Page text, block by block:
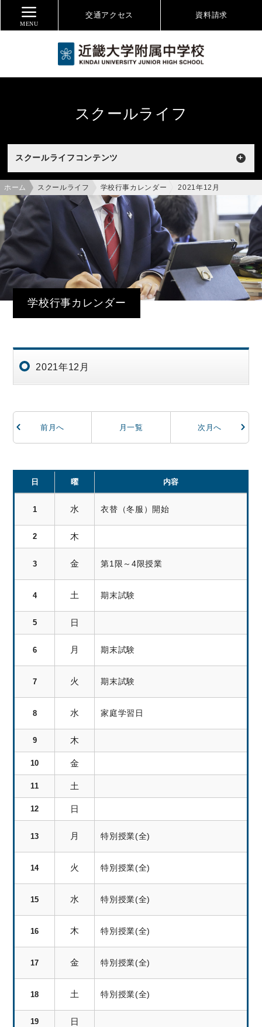
MENU
交通アクセス 資料請求
スクールライフ
スクールライフコンテンツ
ホーム スクールライフ 学校行事カレンダー 2021年12月
学校行事カレンダー
2021年12月
前月へ 月一覧 次月へ
日 曜 内容
1 水 衣替（冬服）開始
2 木
3 金 第1限～4限授業
4 土 期末試験
5 日
6 月 期末試験
7 火 期末試験
8 水 家庭学習日
9 木
10 金
11 土
12 日
13 月 特別授業(全)
14 火 特別授業(全)
15 水 特別授業(全)
16 木 特別授業(全)
17 金 特別授業(全)
18 土 特別授業(全)
19 日